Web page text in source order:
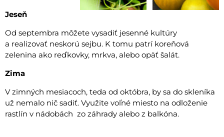
Jeseň
Od septembra môžete vysadiť jesenné kultúry
a realizovať neskorú sejbu. K tomu patrí koreňová
zelenina ako reďkovky, mrkva, alebo opäť šalát.
Zima
V zimných mesiacoch, teda od októbra, by sa do skleníka
už nemalo nič sadiť. Využite voľné miesto na odloženie
rastlín v nádobách zo záhrady alebo z balkóna.